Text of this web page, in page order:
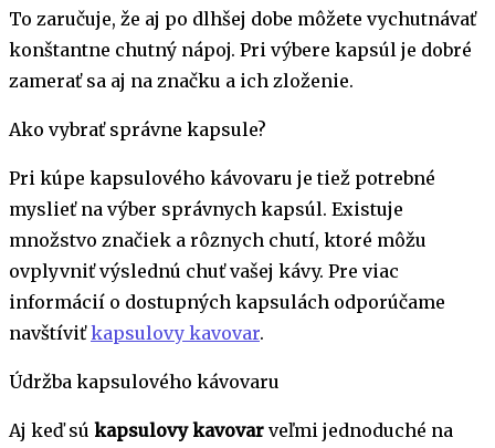
To zaručuje, že aj po dlhšej dobe môžete vychutnávať
konštantne chutný nápoj. Pri výbere kapsúl je dobré
zamerať sa aj na značku a ich zloženie.
Ako vybrať správne kapsule?
Pri kúpe kapsulového kávovaru je tiež potrebné
myslieť na výber správnych kapsúl. Existuje
množstvo značiek a rôznych chutí, ktoré môžu
ovplyvniť výslednú chuť vašej kávy. Pre viac
informácií o dostupných kapsulách odporúčame
navštíviťkapsulovy kavovar.
Údržba kapsulového kávovaru
Aj keď sú kapsulovy kavovar veľmi jednoduché na